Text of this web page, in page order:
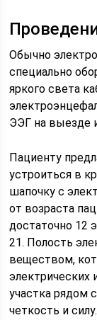
Обычно
специально
яркого света
ЭЭГ на выезде
Пациенту
устроиться в
шапочку с
от возраста
достаточно 12
21. Полость
веществом,
электрических
участка рядом
четкость и